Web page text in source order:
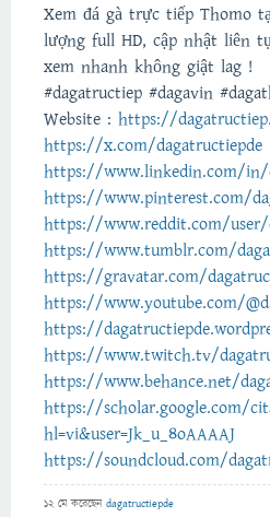
Xem đá gà trực tiếp Thomo
lượng full HD, cập nhật liên
xem nhanh không giật lag !
#dagatructiep #dagavin
Website : https://
https://x.com/dagatructiepde
https://www.linkedin.com/in/
https://www.pinterest.com/
https://www.reddit.com/user/
https://www.tumblr.com/
https://gravatar.com/
https://www.youtube.com/
https://
https://www.twitch.tv/
https://www.behance.net/
https://scholar.google.com/
hl=vi&user=Jk_u_4oAAAAJ
https://soundcloud.com/
12 মে করেছেন dagatructiepde